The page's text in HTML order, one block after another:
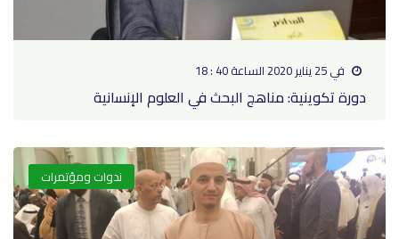
في 25 يناير 2020 الساعة 40 : 18
دورة تكوينية: مناهج البحث في العلوم الإنسانية
ندوات ومؤتمرات